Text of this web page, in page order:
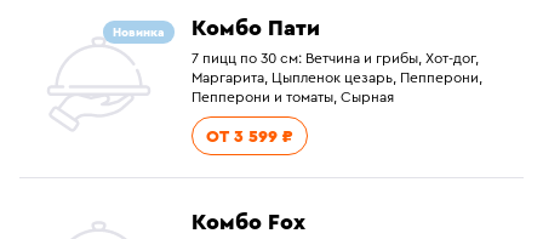
Новинка Комбо Пати
7 пицц по 30 см: Ветчина и грибы, Хот-дог,
Маргарита, Цыпленок цезарь, Пепперони,
Пепперони и томаты, Сырная
ОТ 3 599 ₽
Комбо Fox